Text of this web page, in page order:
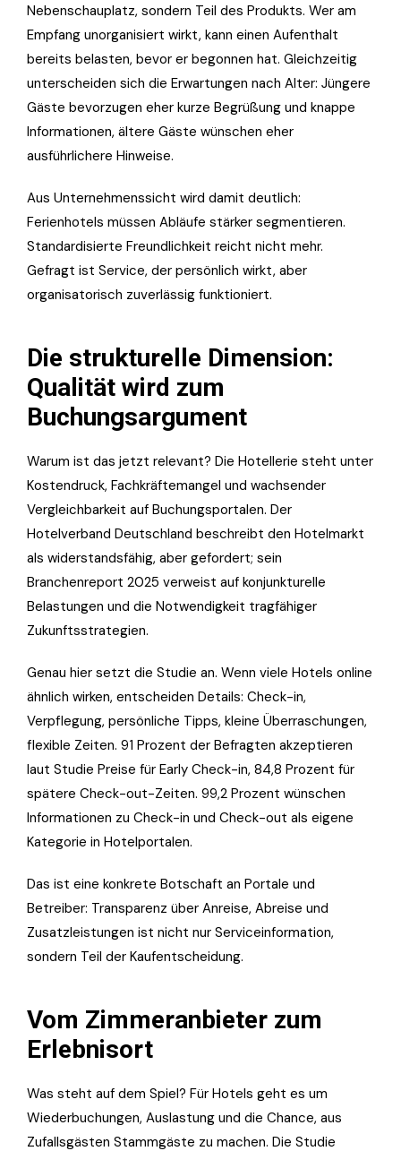
Nebenschauplatz, sondern Teil des Produkts. Wer am
Empfang unorganisiert wirkt, kann einen Aufenthalt
bereits belasten, bevor er begonnen hat. Gleichzeitig
unterscheiden sich die Erwartungen nach Alter: Jüngere
Gäste bevorzugen eher kurze Begrüßung und knappe
Informationen, ältere Gäste wünschen eher
ausführlichere Hinweise.
Aus Unternehmenssicht wird damit deutlich:
Ferienhotels müssen Abläufe stärker segmentieren.
Standardisierte Freundlichkeit reicht nicht mehr.
Gefragt ist Service, der persönlich wirkt, aber
organisatorisch zuverlässig funktioniert.
Die strukturelle Dimension:
Qualität wird zum
Buchungsargument
Warum ist das jetzt relevant? Die Hotellerie steht unter
Kostendruck, Fachkräftemangel und wachsender
Vergleichbarkeit auf Buchungsportalen. Der
Hotelverband Deutschland beschreibt den Hotelmarkt
als widerstandsfähig, aber gefordert; sein
Branchenreport 2025 verweist auf konjunkturelle
Belastungen und die Notwendigkeit tragfähiger
Zukunftsstrategien.
Genau hier setzt die Studie an. Wenn viele Hotels online
ähnlich wirken, entscheiden Details: Check-in,
Verpflegung, persönliche Tipps, kleine Überraschungen,
flexible Zeiten. 91 Prozent der Befragten akzeptieren
laut Studie Preise für Early Check-in, 84,8 Prozent für
spätere Check-out-Zeiten. 99,2 Prozent wünschen
Informationen zu Check-in und Check-out als eigene
Kategorie in Hotelportalen.
Das ist eine konkrete Botschaft an Portale und
Betreiber: Transparenz über Anreise, Abreise und
Zusatzleistungen ist nicht nur Serviceinformation,
sondern Teil der Kaufentscheidung.
Vom Zimmeranbieter zum
Erlebnisort
Was steht auf dem Spiel? Für Hotels geht es um
Wiederbuchungen, Auslastung und die Chance, aus
Zufallsgästen Stammgäste zu machen. Die Studie